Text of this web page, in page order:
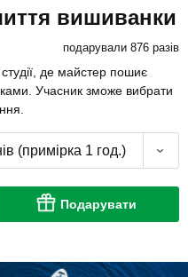
вишиванки
подарували 876 разів
де майстер пошиє
Учасник зможе вибрати
(примірка 1 год.)
Подарувати